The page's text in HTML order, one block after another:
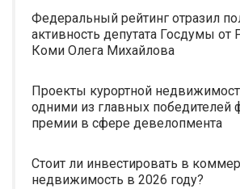
Федеральный рейтинг отразил
активность депутата Госдумы от
Коми Олега Михайлова
Проекты курортной
одними из главных победителей
премии в сфере девелопмента
Стоит ли инвестировать в
недвижимость в 2026 году?